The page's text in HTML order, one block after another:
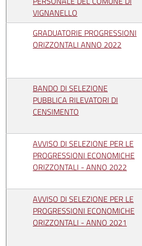
VIGNANELLO
GRADUATORIE PROGRESSIONI
ORIZZONTALI ANNO 2022
BANDO DI SELEZIONE
PUBBLICA RILEVATORI DI
CENSIMENTO
AVVISO DI SELEZIONE PER LE
PROGRESSIONI ECONOMICHE
ORIZZONTALI - ANNO 2022
AVVISO DI SELEZIONE PER LE
PROGRESSIONI ECONOMICHE
ORIZZONTALI - ANNO 2021